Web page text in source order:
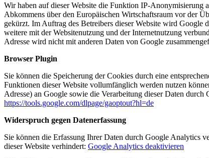
Wir haben auf dieser Website die Funktion IP-Anonymisierung
Abkommens über den Europäischen Wirtschaftsraum vor der
gekürzt. Im Auftrag des Betreibers dieser Website wird Google
weitere mit der Websitenutzung und der Internetnutzung
Adresse wird nicht mit anderen Daten von Google
Browser Plugin
Sie können die Speicherung der Cookies durch eine
Funktionen dieser Website vollumfänglich werden nutzen
Adresse) an Google sowie die Verarbeitung dieser Daten
https://tools.google.com/dlpage/gaoptout?hl=de
Widerspruch gegen Datenerfassung
Sie können die Erfassung Ihrer Daten durch Google Analytics
dieser Website verhindert: Google Analytics deaktivieren